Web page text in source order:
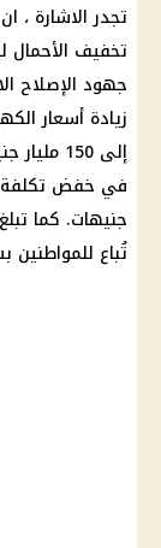
تجدر الاشارة ،
تخفيف الأحمال
جهود الإصلاح
إلى 150
تُباع للمواطنين بسعر 100